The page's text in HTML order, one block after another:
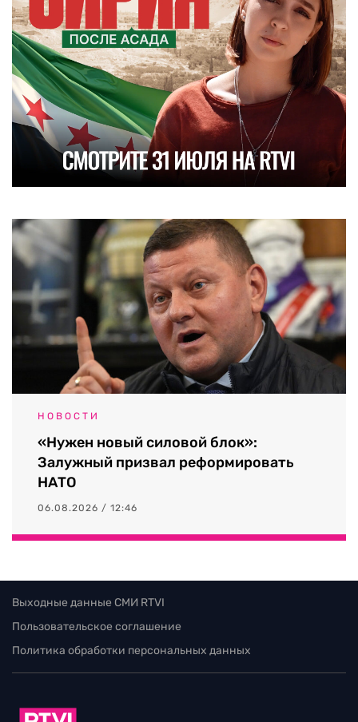
НОВОСТИ
«Нужен новый силовой блок»:
Залужный призвал реформировать
НАТО
06.08.2026 / 12:46
Выходные данные СМИ RTVI
Пользовательское соглашение
Политика обработки персональных данных